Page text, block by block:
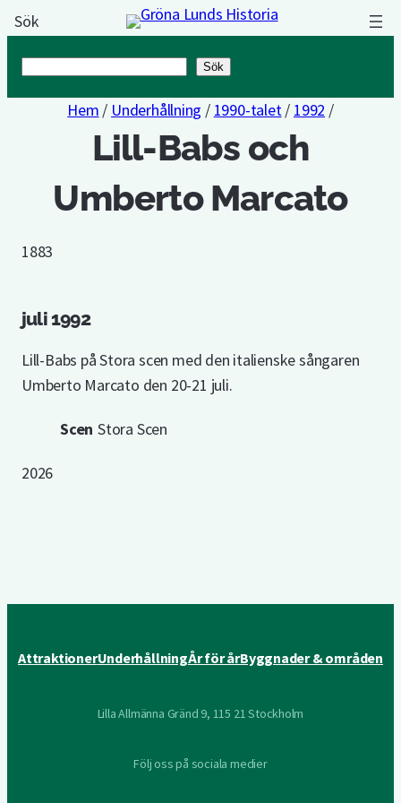
Sök
Sök
Hem / Underhållning / 1990-talet/ 1992 /
Lill-Babs och
Umberto Marcato
1883
juli 1992
Lill-Babs på Stora scen med den italienske sångaren
Umberto Marcato den 20-21 juli.
Scen Stora Scen
2026
AttraktionerUnderhållningÅr för årByggnader & områden
Lilla Allmänna Gränd 9, 115 21 Stockholm
Följ oss på sociala medier